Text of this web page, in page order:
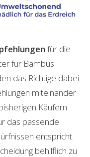
für die
für Bambus
das Richtige dabei.
miteinander
Käufern
das passende
entspricht.
behilflich zu